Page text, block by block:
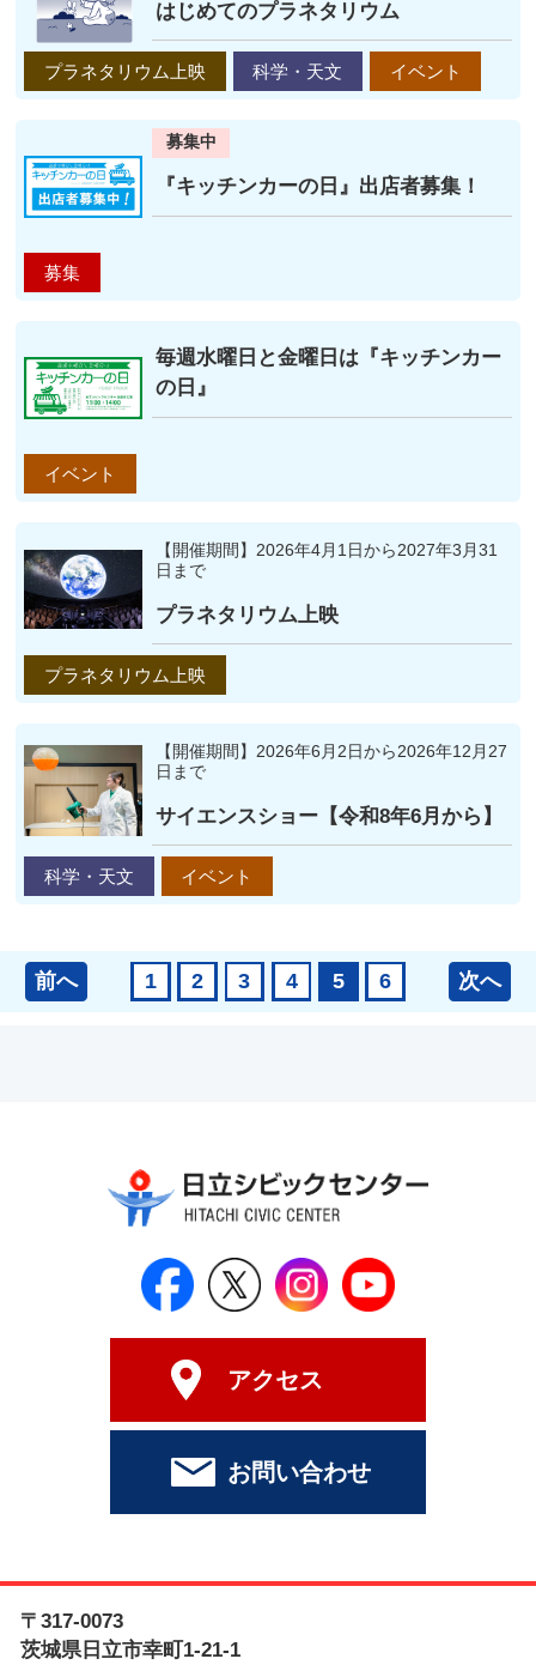
はじめてのプラネタリウム
プラネタリウム上映 科学・天文 イベント
募集中
『キッチンカーの日』出店者募集！
募集
毎週水曜日と金曜日は『キッチンカー
の日』
イベント
【開催期間】2026年4月1日から2027年3月31
日まで
プラネタリウム上映
プラネタリウム上映
【開催期間】2026年6月2日から2026年12月27
日まで
サイエンスショー【令和8年6月から】
科学・天文 イベント
前へ 1 2 3 4 5 6 次へ
日立シビックセンター公式
日立シビックセンター
日立シビックセ
アクセス
お問い合わせ
〒317-0073
茨城県日立市幸町1-21-1